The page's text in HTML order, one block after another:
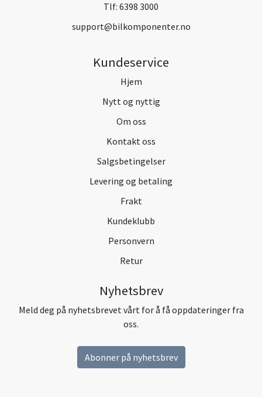
Tlf: 6398 3000
support@bilkomponenter.no
Kundeservice
Hjem
Nytt og nyttig
Om oss
Kontakt oss
Salgsbetingelser
Levering og betaling
Frakt
Kundeklubb
Personvern
Retur
Nyhetsbrev
Meld deg på nyhetsbrevet vårt for å få oppdateringer fra
oss.
Abonner på nyhetsbrev